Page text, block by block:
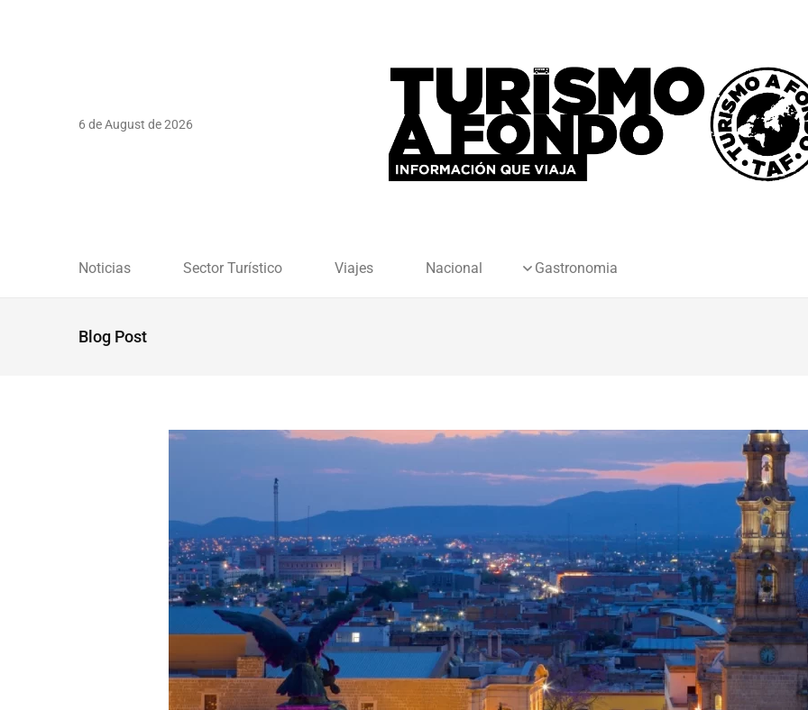
6 de August de 2026
Noticias Sector Turístico Viajes Nacional Gastronomia
Blog Post